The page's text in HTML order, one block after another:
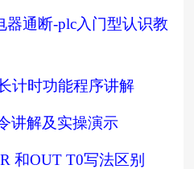
器通断-plc入门型认识教
计时功能程序讲解
讲解及实操演示
和OUT T0写法区别